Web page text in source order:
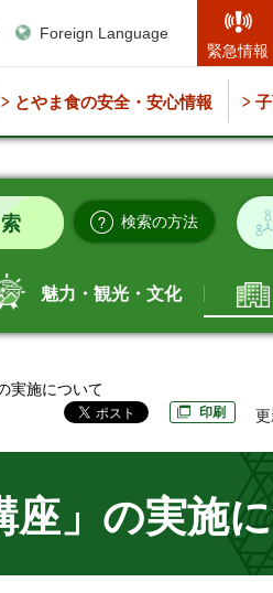
Foreign Language
緊急情報
とやま食の安全・安心情報
検索の方法
魅力・観光・文化
実施について
印刷
座」の実施